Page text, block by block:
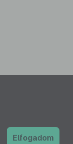
Elfogadom